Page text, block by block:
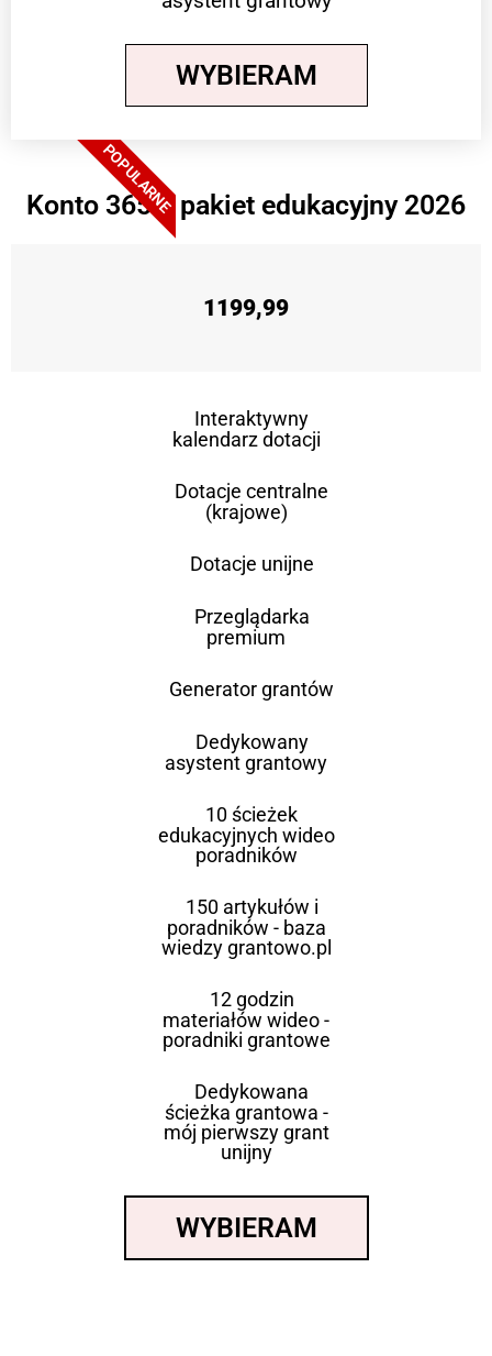
WYBIERAM
POPULARNE
Konto 365 + pakiet edukacyjny 2026
1199,99
Interaktywny
kalendarz dotacji
Dotacje centralne
(krajowe)
Dotacje unijne
Przeglądarka
premium
Generator grantów
Dedykowany
asystent grantowy
10 ścieżek
edukacyjnych wideo
poradników
150 artykułów i
poradników - baza
wiedzy grantowo.pl
12 godzin
materiałów wideo -
poradniki grantowe
Dedykowana
ścieżka grantowa -
mój pierwszy grant
unijny
WYBIERAM